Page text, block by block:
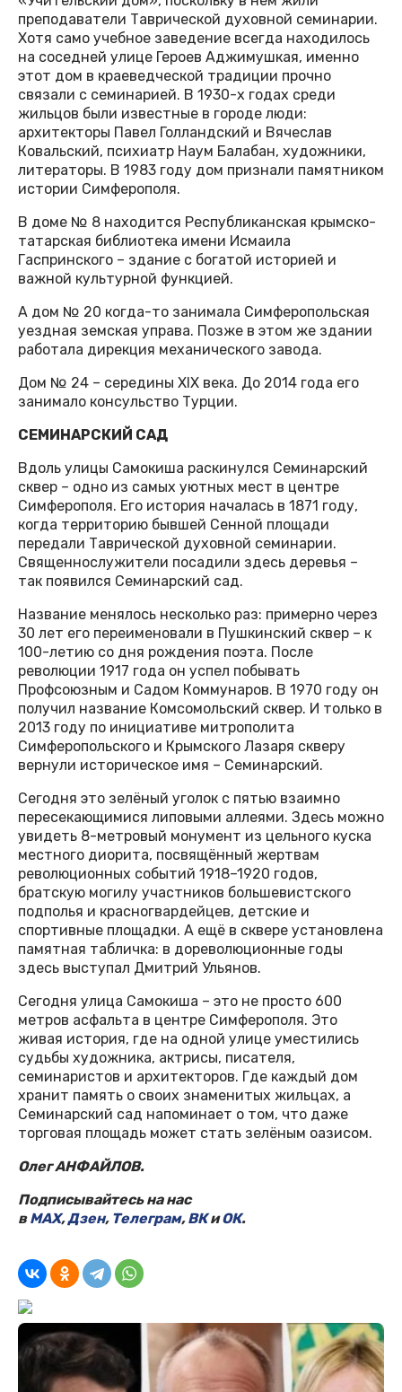
преподаватели Таврической духовной семинарии.
Хотя само учебное заведение всегда находилось
на соседней улице Героев Аджимушкая, именно
этот дом в краеведческой традиции прочно
связали с семинарией. В 1930-х годах среди
жильцов были известные в городе люди:
архитекторы Павел Голландский и Вячеслав
Ковальский, психиатр Наум Балабан, художники,
литераторы. В 1983 году дом признали памятником
истории Симферополя.
В доме № 8 находится Республиканская крымско-
татарская библиотека имени Исмаила
Гаспринского – здание с богатой историей и
важной культурной функцией.
А дом № 20 когда-то занимала Симферопольская
уездная земская управа. Позже в этом же здании
работала дирекция механического завода.
Дом № 24 – середины XIX века. До 2014 года его
занимало консульство Турции.
СЕМИНАРСКИЙ САД
Вдоль улицы Самокиша раскинулся Семинарский
сквер – одно из самых уютных мест в центре
Симферополя. Его история началась в 1871 году,
когда территорию бывшей Сенной площади
передали Таврической духовной семинарии.
Священнослужители посадили здесь деревья –
так появился Семинарский сад.
Название менялось несколько раз: примерно через
30 лет его переименовали в Пушкинский сквер – к
100-летию со дня рождения поэта. После
революции 1917 года он успел побывать
Профсоюзным и Садом Коммунаров. В 1970 году он
получил название Комсомольский сквер. И только в
2013 году по инициативе митрополита
Симферопольского и Крымского Лазаря скверу
вернули историческое имя – Семинарский.
Сегодня это зелёный уголок с пятью взаимно
пересекающимися липовыми аллеями. Здесь можно
увидеть 8-метровый монумент из цельного куска
местного диорита, посвящённый жертвам
революционных событий 1918–1920 годов,
братскую могилу участников большевистского
подполья и красногвардейцев, детские и
спортивные площадки. А ещё в сквере установлена
памятная табличка: в дореволюционные годы
здесь выступал Дмитрий Ульянов.
Сегодня улица Самокиша – это не просто 600
метров асфальта в центре Симферополя. Это
живая история, где на одной улице уместились
судьбы художника, актрисы, писателя,
семинаристов и архитекторов. Где каждый дом
хранит память о своих знаменитых жильцах, а
Семинарский сад напоминает о том, что даже
торговая площадь может стать зелёным оазисом.
Олег АНФАЙЛОВ.
Подписывайтесь на нас
вMAX,Дзен, Телеграм,ВКиОК.